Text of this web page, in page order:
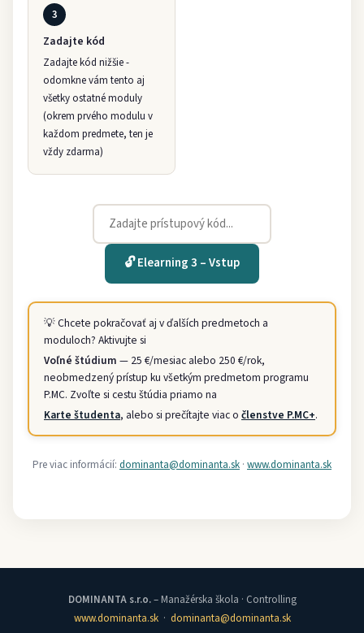
3
Zadajte kód
Zadajte kód nižšie -
odomkne vám tento aj
všetky ostatné moduly
(okrem prvého modulu v
každom predmete, ten je
vždy zdarma)
🔓 Elearning 3 – Vstup
💡 Chcete pokračovať aj v ďalších predmetoch a
moduloch? Aktivujte si
Voľné štúdium — 25 €/mesiac alebo 250 €/rok,
neobmedzený prístup ku všetkým predmetom programu
P.MC. Zvoľte si cestu štúdia priamo na
Karte študenta, alebo si prečítajte viac o členstve P.MC+.
Pre viac informácií: dominanta@dominanta.sk · www.dominanta.sk
DOMINANTA s.r.o.– Manažérska škola · Controlling
www.dominanta.sk· dominanta@dominanta.sk